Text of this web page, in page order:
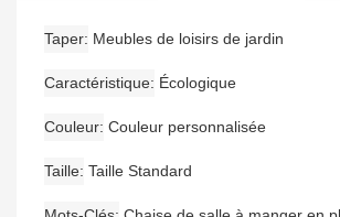
Taper Meubles de loisirs de jardin
Caractéristique Écologique
Couleur Couleur personnalisée
Taille Taille Standard